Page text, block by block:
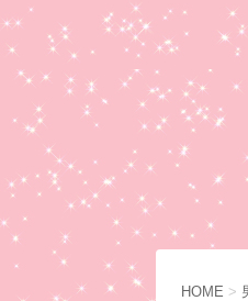
HOME >